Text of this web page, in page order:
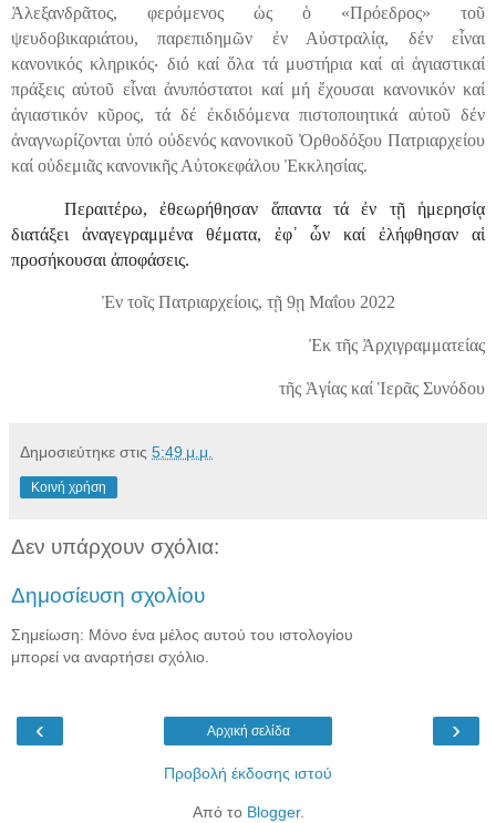
Ἀλεξανδρᾶτος, φερόμενος ὡς ὁ «Πρόεδρος» τοῦ
ψευδοβικαριάτου, παρεπιδημῶν ἐν Αὐστραλίᾳ, δέν εἶναι
κανονικός κληρικός‧ διό καί ὅλα τά μυστήρια καί αἱ ἁγιαστικαί
πράξεις αὐτοῦ εἶναι ἀνυπόστατοι καί μή ἔχουσαι κανονικόν καί
ἁγιαστικόν κῦρος, τά δέ ἐκδιδόμενα πιστοποιητικά αὐτοῦ δέν
ἀναγνωρίζονται ὑπό οὐδενός κανονικοῦ Ὀρθοδόξου Πατριαρχείου
καί οὐδεμιᾶς κανονικῆς Αὐτοκεφάλου Ἐκκλησίας.
Περαιτέρω, ἐθεωρήθησαν ἅπαντα τά ἐν τῇ ἡμερησίᾳ
διατάξει ἀναγεγραμμένα θέματα, ἐφ᾿ ὧν καί ἐλήφθησαν αἱ
προσήκουσαι ἀποφάσεις.
Ἐν τοῖς Πατριαρχείοις, τῇ 9ῃ Μαΐου 2022
Ἐκ τῆς Ἀρχιγραμματείας
τῆς Ἁγίας καί Ἱερᾶς Συνόδου
Δημοσιεύτηκε στις 5:49 μ.μ.
Κοινή χρήση
Δεν υπάρχουν σχόλια:
Δημοσίευση σχολίου
Σημείωση: Μόνο ένα μέλος αυτού του ιστολογίου
μπορεί να αναρτήσει σχόλιο.
‹ ›
Αρχική σελίδα
Προβολή έκδοσης ιστού
Από το Blogger.